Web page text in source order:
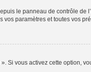
le panneau de contrôle de
vos paramètres et toutes vos
Si vous activez cette option,